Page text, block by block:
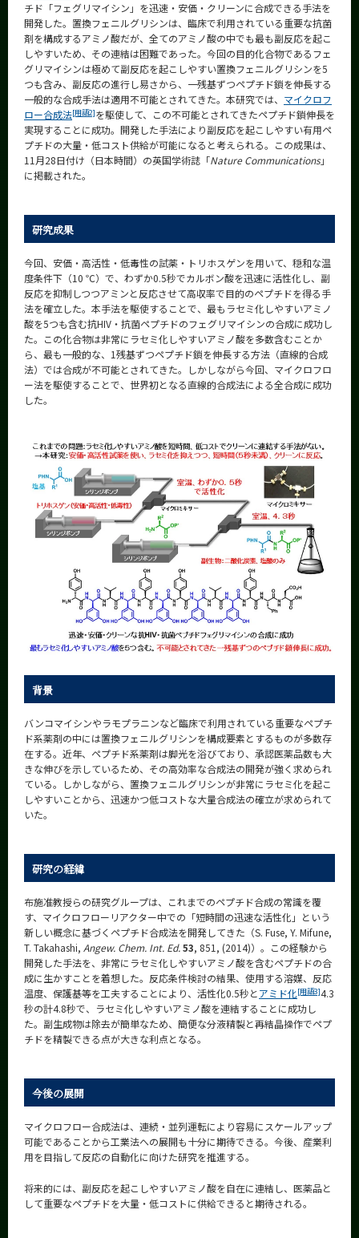
チド「フェグリマイシン」を迅速・安価・クリーンに合成できる手法を
開発した。置換フェニルグリシンは、臨床で利用されている重要な抗菌
剤を構成するアミノ酸だが、全てのアミノ酸の中でも最も副反応を起こ
しやすいため、その連結は困難であった。今回の目的化合物であるフェ
グリマイシンは極めて副反応を起こしやすい置換フェニルグリシンを5
つも含み、副反応の進行し易さから、一残基ずつペプチド鎖を伸長する
一般的な合成手法は適用不可能とされてきた。本研究では、 マイクロフ
ロー合成法[用語2]を駆使して、この不可能とされてきたペプチド鎖伸長を
実現することに成功。開発した手法により副反応を起こしやすい有用ペ
プチドの大量・低コスト供給が可能になると考えられる。この成果は、
11月28日付け（日本時間）の英国学術誌「Nature Communications」
に掲載された。
研究成果
今回、安価・高活性・低毒性の試薬・トリホスゲンを用いて、穏和な温
度条件下（10 ℃）で、わずか0.5秒でカルボン酸を迅速に活性化し、副
反応を抑制しつつアミンと反応させて高収率で目的のペプチドを得る手
法を確立した。本手法を駆使することで、最もラセミ化しやすいアミノ
酸を5つも含む抗HIV・抗菌ペプチドのフェグリマイシンの合成に成功し
た。この化合物は非常にラセミ化しやすいアミノ酸を多数含むことか
ら、最も一般的な、1残基ずつペプチド鎖を伸長する方法（直線的合成
法）では合成が不可能とされてきた。しかしながら今回、マイクロフロ
ー法を駆使することで、世界初となる直線的合成法による全合成に成功
した。
背景
バンコマイシンやラモプラニンなど臨床で利用されている重要なペプチ
ド系薬剤の中には置換フェニルグリシンを構成要素とするものが多数存
在する。近年、ペプチド系薬剤は脚光を浴びており、承認医薬品数も大
きな伸びを示しているため、その高効率な合成法の開発が強く求められ
ている。しかしながら、置換フェニルグリシンが非常にラセミ化を起こ
しやすいことから、迅速かつ低コストな大量合成法の確立が求められて
いた。
研究の経緯
布施准教授らの研究グループは、これまでのペプチド合成の常識を覆
す、マイクロフローリアクター中での「短時間の迅速な活性化」という
新しい概念に基づくペプチド合成法を開発してきた（S. Fuse, Y. Mifune,
T. Takahashi, Angew. Chem. Int. Ed.53, 851, (2014)）。この経験から
開発した手法を、非常にラセミ化しやすいアミノ酸を含むペプチドの合
成に生かすことを着想した。反応条件検討の結果、使用する溶媒、反応
温度、保護基等を工夫することにより、活性化0.5秒とアミド化[用語3]4.3
秒の計4.8秒で、ラセミ化しやすいアミノ酸を連結することに成功し
た。副生成物は除去が簡単なため、簡便な分液精製と再結晶操作でペプ
チドを精製できる点が大きな利点となる。
今後の展開
マイクロフロー合成法は、連続・並列運転により容易にスケールアップ
可能であることから工業法への展開も十分に期待できる。今後、産業利
用を目指して反応の自動化に向けた研究を推進する。
将来的には、副反応を起こしやすいアミノ酸を自在に連結し、医薬品と
して重要なペプチドを大量・低コストに供給できると期待される。
サイト構成
学内向け情報
系詳細情報